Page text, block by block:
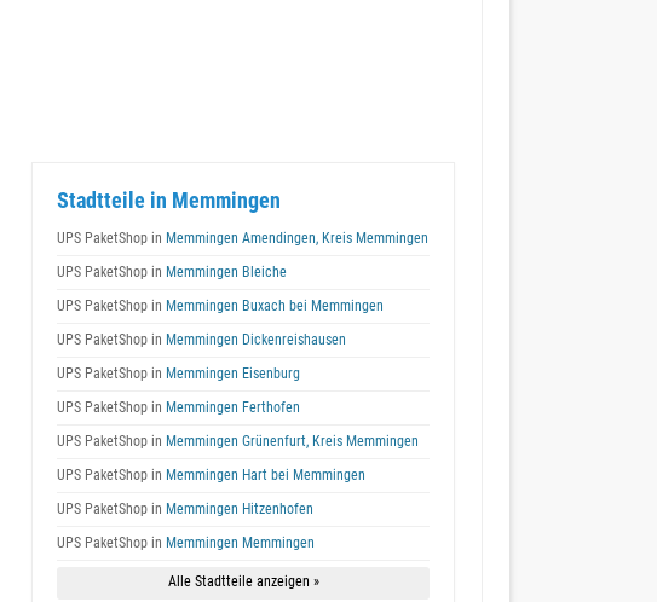
Stadtteile in Memmingen
UPS PaketShop in Memmingen Amendingen, Kreis Memmingen
UPS PaketShop in Memmingen Bleiche
UPS PaketShop in Memmingen Buxach bei Memmingen
UPS PaketShop in Memmingen Dickenreishausen
UPS PaketShop in Memmingen Eisenburg
UPS PaketShop in Memmingen Ferthofen
UPS PaketShop in Memmingen Grünenfurt, Kreis Memmingen
UPS PaketShop in Memmingen Hart bei Memmingen
UPS PaketShop in Memmingen Hitzenhofen
UPS PaketShop in Memmingen Memmingen
Alle Stadtteile anzeigen »